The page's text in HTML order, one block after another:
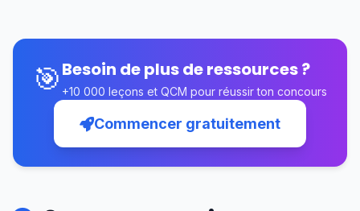
🎯Besoin de plus de ressources ?
+10 000 leçons et QCM pour réussir ton concours
Commencer gratuitement